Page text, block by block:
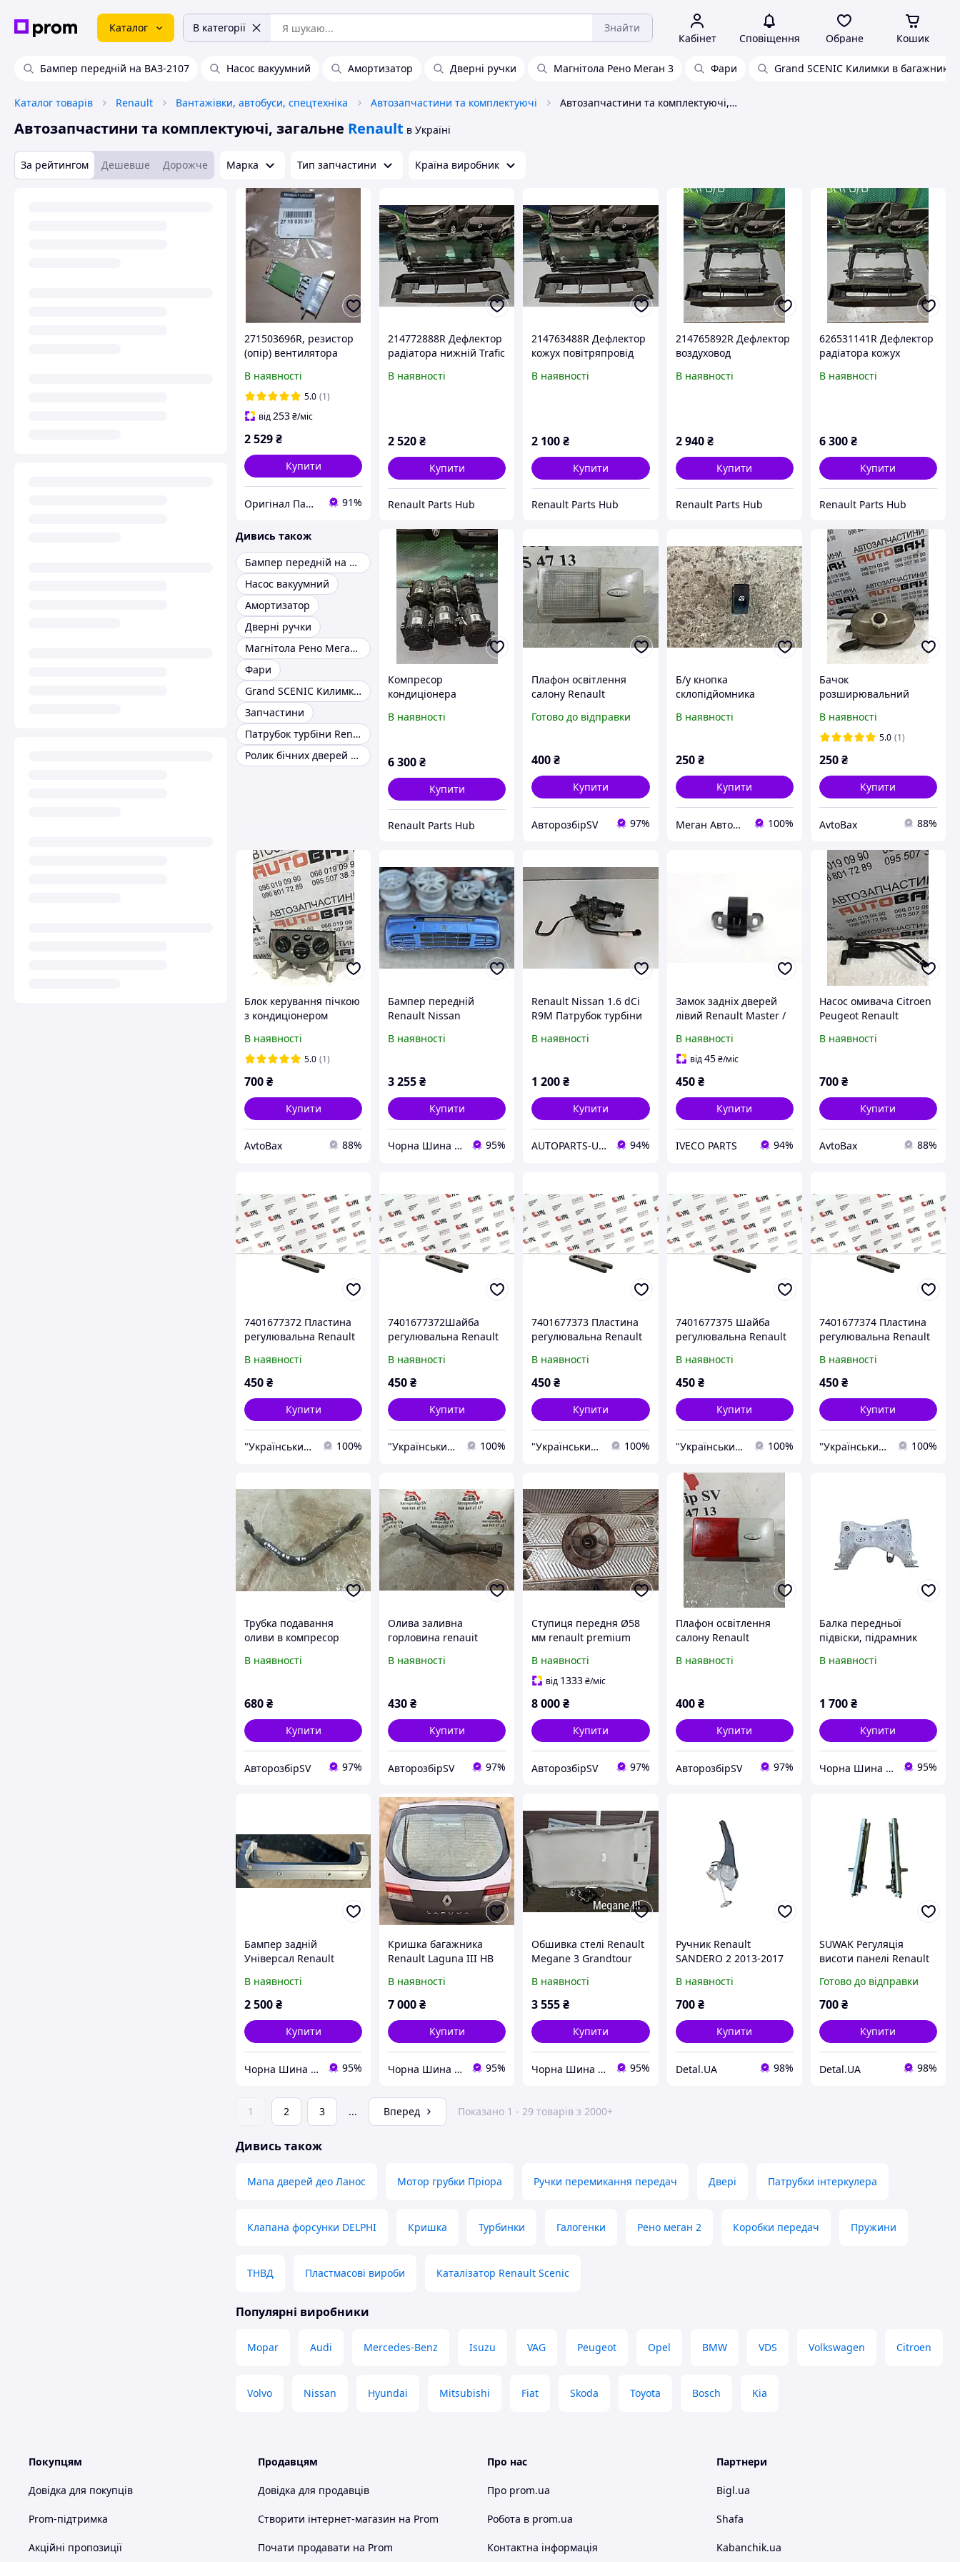
Каталог В категорії Знайти
Кабінет Сповіщення Обране Кошик
Бампер передній на ВАЗ-2107 Насос вакуумний Амортизатор Дверні ручки Магнітола Рено Меган 3 Фари Grand SCENIC Килимки в багажник
Каталог товарів Renault Вантажівки, автобуси, спецтехніка Автозапчастини та комплектуючі Автозапчастини та комплектуючі, загальне Renault
Автозапчастини та комплектуючі, загальне Renault в Україні
За рейтингом Дешевше Дорожче Марка Тип запчастини Країна виробник
271503696R, резистор
(опір) вентилятора
салону) Renault Duster
2 Оригінал Рено
Дастер 2
В наявності
5.0 (1)
від253₴/міс
2 529₴
Купити
Оригінал Партс 91%
214772888R Дефлектор
радіатора нижній Trafic
2019
В наявності
2 520₴
Купити
Renault Parts Hub
214763488R Дефлектор
кожух повітряпровід
2014-2019
В наявності
2 100₴
Купити
Renault Parts Hub
214765892R Дефлектор
воздуховод
Talento 2.0 2019+
В наявності
2 940 ₴
Купити
Renault Parts Hub
626531141R Дефлектор
радіатора кожух
2.0 2019+
В наявності
6 300₴
Купити
Renault Parts Hub
Дивись також
Бампер передній на ВАЗ-2107
Насос вакуумний
Амортизатор
Дверні ручки
Магнітола Рено Меган 3
Фари
Grand SCENIC Килимки в багажник
Запчастини
Патрубок турбіни Renault Kangoo
Ролик бічних дверей на Рено Трафік
Компресор
кондиціонера
Trafic Master Opel
В наявності
6 300₴
Купити
Renault Parts Hub
Плафон освітлення
салону Renault
Готово до відправки
400₴
Купити
АвторозбірSV 97%
Б/у кнопка
склопідйомника
Scenic.megane.laguna.e
В наявності
250 ₴
Купити
Меган Автоштрот 100%
Бачок
розширювальний
8200595002
В наявності
5.0 (1)
250₴
Купити
AvtoBax 88%
Блок керування пічкою
з кондиціонером
7701050316
В наявності
5.0 (1)
700₴
Купити
AvtoBax 88%
Бампер передній
Renault Nissan
В наявності
3 255₴
Купити
Чорна Шина ФОП ЛЛІ 95%
Renault Nissan 1.6 dCi
R9M Патрубок турбіни
В наявності
1 200₴
Купити
AUTOPARTS-UA авторозборка SKODA OCTAVIA A5 94%
Замок задніх дверей
лівий Renault Master /
OEM 7700351415
В наявності
від45 ₴/міс
450 ₴
Купити
IVECO PARTS 94%
Насос омивача Citroen
Peugeot Renault
В наявності
700₴
Купити
AvtoBax 88%
7401677372 Пластина
регулювальна Renault
В наявності
450₴
Купити
"Український Ресорний Центр" (УРЦ) 100%
7401677372Шайба
регулювальна Renault
В наявності
450₴
Купити
"Український Ресорний Центр" (УРЦ) 100%
7401677373 Пластина
регулювальна Renault
В наявності
450₴
Купити
"Український Ресорний Центр" (УРЦ) 100%
7401677375 Шайба
регулювальна Renault
В наявності
450 ₴
Купити
"Український Ресорний Центр" (УРЦ) 100%
7401677374 Пластина
регулювальна Renault
В наявності
450₴
Купити
"Український Ресорний Центр" (УРЦ) 100%
Трубка подавання
оливи в компресор
Premium DXI11
В наявності
680₴
Купити
АвторозбірSV 97%
Олива заливна
горловина renauit
В наявності
430₴
Купити
АвторозбірSV 97%
Ступиця передня Ø58
мм renault premium
В наявності
від 1333₴/міс
8 000₴
Купити
АвторозбірSV 97%
Плафон освітлення
салону Renault
В наявності
400 ₴
Купити
АвторозбірSV 97%
Балка передньої
підвіски, підрамник
В наявності
1 700₴
Купити
Чорна Шина ФОП ЛЛІ 95%
Бампер задній
Універсал Renault
В наявності
2 500₴
Купити
Чорна Шина ФОП ЛЛІ 95%
Кришка багажника
Renault Laguna III HB
В наявності
7 000₴
Купити
Чорна Шина ФОП ЛЛІ 95%
Обшивка стелі Renault
Megane 3 Grandtour
В наявності
3 555₴
Купити
Чорна Шина ФОП ЛЛІ 95%
Ручник Renault
SANDERO 2 2013-2017
В наявності
700 ₴
Купити
Detal.UA 98%
SUWAK Регуляція
висоти панелі Renault
(2010-2018)
Готово до відправки
700₴
Купити
Detal.UA 98%
1 2 3 ... Вперед Показано 1 - 29 товарів з 2000+
Дивись також
Мапа дверей део Ланос Мотор грубки Пріора Ручки перемикання передач Двері Патрубки інтеркулера
Клапана форсунки DELPHI Кришка Турбинки Галогенки Рено меган 2 Коробки передач Пружини
ТНВД Пластмасові вироби Каталізатор Renault Scenic
Популярні виробники
Mopar Audi Mercedes-Benz Isuzu VAG Peugeot Opel BMW VDS Volkswagen Citroen
Volvo Nissan Hyundai Mitsubishi Fiat Skoda Toyota Bosch Kia
Покупцям
Довідка для покупців
Prom-підтримка
Акційні пропозиції
Продавцям
Довідка для продавців
Створити інтернет-магазин на Prom
Почати продавати на Prom
Про нас
Про prom.ua
Робота в prom.ua
Контактна інформація
Партнери
Bigl.ua
Shafa
Kabanchik.ua